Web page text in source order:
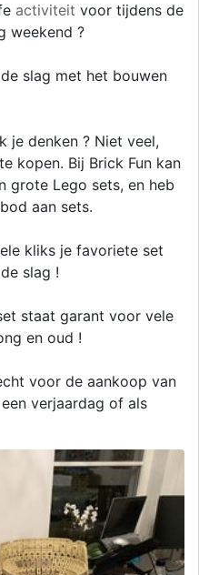
activiteit voor tijdens de
weekend ?
slag met het bouwen
je denken ? Niet veel,
kopen. Bij Brick Fun kan
grote Lego sets, en heb
aan sets.
kliks je favoriete set
slag !
staat garant voor vele
en oud !
voor de aankoop van
verjaardag of als